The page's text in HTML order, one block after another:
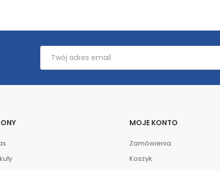
MOJE KONTO
Zamówienia
Koszyk